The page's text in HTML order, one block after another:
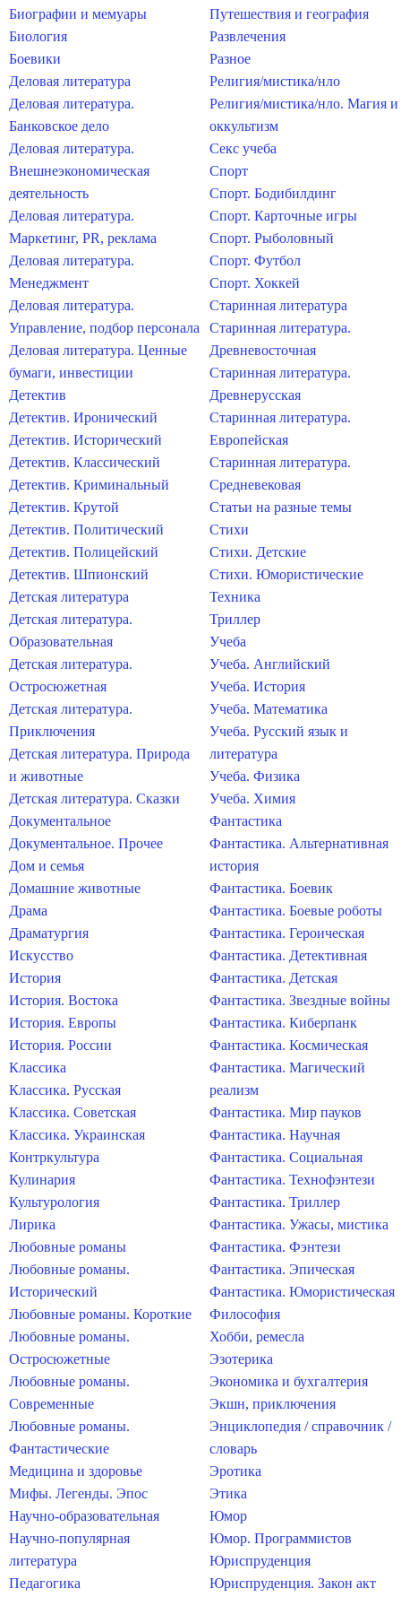
Биографии и мемуары
Биология
Боевики
Деловая литература
Деловая литература.
Банковское дело
Деловая литература.
Внешнеэкономическая
деятельность
Деловая литература.
Маркетинг, PR, реклама
Деловая литература.
Менеджмент
Деловая литература.
Управление, подбор персонала
Деловая литература. Ценные
бумаги, инвестиции
Детектив
Детектив. Иронический
Детектив. Исторический
Детектив. Классический
Детектив. Криминальный
Детектив. Крутой
Детектив. Политический
Детектив. Полицейский
Детектив. Шпионский
Детская литература
Детская литература.
Образовательная
Детская литература.
Остросюжетная
Детская литература.
Приключения
Детская литература. Природа
и животные
Детская литература. Сказки
Документальное
Документальное. Прочее
Дом и семья
Домашние животные
Драма
Драматургия
Искусство
История
История. Востока
История. Европы
История. России
Классика
Классика. Русская
Классика. Советская
Классика. Украинская
Контркультура
Кулинария
Культурология
Лирика
Любовные романы
Любовные романы.
Исторический
Любовные романы. Короткие
Любовные романы.
Остросюжетные
Любовные романы.
Современные
Любовные романы.
Фантастические
Медицина и здоровье
Мифы. Легенды. Эпос
Научно-образовательная
Научно-популярная
литература
Педагогика
Путешествия и география
Развлечения
Разное
Религия/мистика/нло
Религия/мистика/нло. Магия и
оккультизм
Секс учеба
Спорт
Спорт. Бодибилдинг
Спорт. Карточные игры
Спорт. Рыболовный
Спорт. Футбол
Спорт. Хоккей
Старинная литература
Старинная литература.
Древневосточная
Старинная литература.
Древнерусская
Старинная литература.
Европейская
Старинная литература.
Средневековая
Статьи на разные темы
Стихи
Стихи. Детские
Стихи. Юмористические
Техника
Триллер
Учеба
Учеба. Английский
Учеба. История
Учеба. Математика
Учеба. Русский язык и
литература
Учеба. Физика
Учеба. Химия
Фантастика
Фантастика. Альтернативная
история
Фантастика. Боевик
Фантастика. Боевые роботы
Фантастика. Героическая
Фантастика. Детективная
Фантастика. Детская
Фантастика. Звездные войны
Фантастика. Киберпанк
Фантастика. Космическая
Фантастика. Магический
реализм
Фантастика. Мир пауков
Фантастика. Научная
Фантастика. Социальная
Фантастика. Технофэнтези
Фантастика. Триллер
Фантастика. Ужасы, мистика
Фантастика. Фэнтези
Фантастика. Эпическая
Фантастика. Юмористическая
Философия
Хобби, ремесла
Эзотерика
Экономика и бухгалтерия
Экшн, приключения
Энциклопедия / справочник /
словарь
Эротика
Этика
Юмор
Юмор. Программистов
Юриспруденция
Юриспруденция. Закон акт